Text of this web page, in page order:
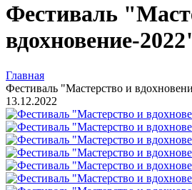
Фестиваль
вдохновение-
Главная
Фестиваль "Мастерство и
13.12.2022